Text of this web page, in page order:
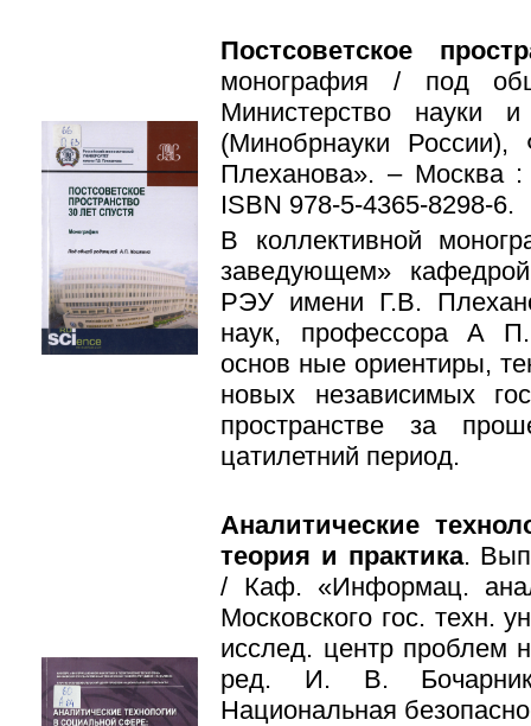
Постсоветское
монография / под
Министерство науки
(Минобрнауки
Плеханова». –
ISBN 978-5-4365-8298-6.
В коллективной
заведующем»
РЭУ имени Г.В.
наук, профессора А
основ ные ориентиры,
новых независимых
пространстве за
цатилетний период.
Аналитические
теория и практика.
/ Каф. «Информац.
Московского гос. техн.
исслед. центр проблем
ред. И. В.
Национальная